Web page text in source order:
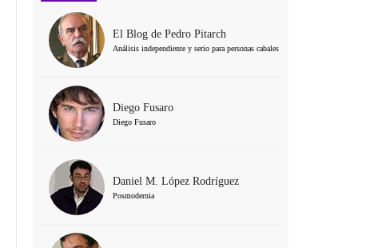
El Blog de Pedro Pitarch
Análisis independiente y serio para personas cabales
Diego Fusaro
Diego Fusaro
Daniel M. López Rodríguez
Posmodernia